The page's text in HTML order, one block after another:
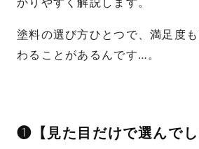
塗料の選び方ひとつで、満足度
わることがあるんです…。
❶【見た目だけで選んでし